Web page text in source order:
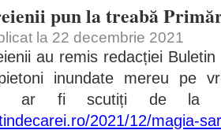
pun la treabă
la 22 decembrie 2021
au remis redacției
inundate mereu pe
ar fi scutiți de la
2021/12/magia-